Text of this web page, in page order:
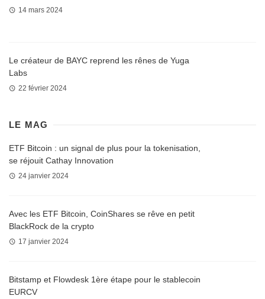
14 mars 2024
Le créateur de BAYC reprend les rênes de Yuga
Labs
22 février 2024
LE MAG
ETF Bitcoin : un signal de plus pour la tokenisation,
se réjouit Cathay Innovation
24 janvier 2024
Avec les ETF Bitcoin, CoinShares se rêve en petit
BlackRock de la crypto
17 janvier 2024
Bitstamp et Flowdesk 1ère étape pour le stablecoin
EURCV